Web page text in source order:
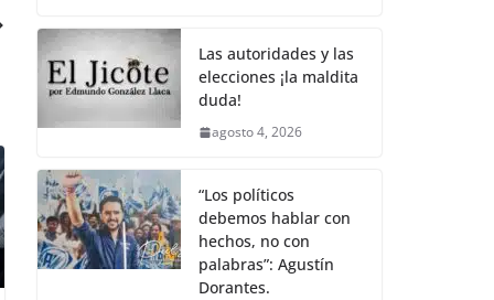
Las autoridades y las
elecciones ¡la maldita
duda!
agosto 4, 2026
“Los políticos
debemos hablar con
hechos, no con
palabras”: Agustín
Dorantes.